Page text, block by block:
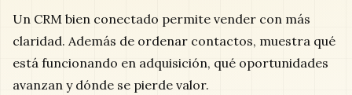
Un CRM bien conectado permite vender con más
claridad. Además de ordenar contactos, muestra qué
está funcionando en adquisición, qué oportunidades
avanzan y dónde se pierde valor.